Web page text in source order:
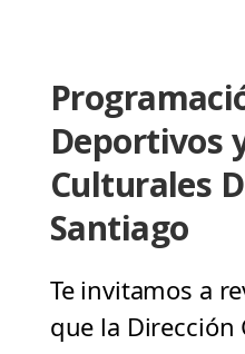
Deportivos
Culturales
Santiago
Te invitamos a
que la Dirección